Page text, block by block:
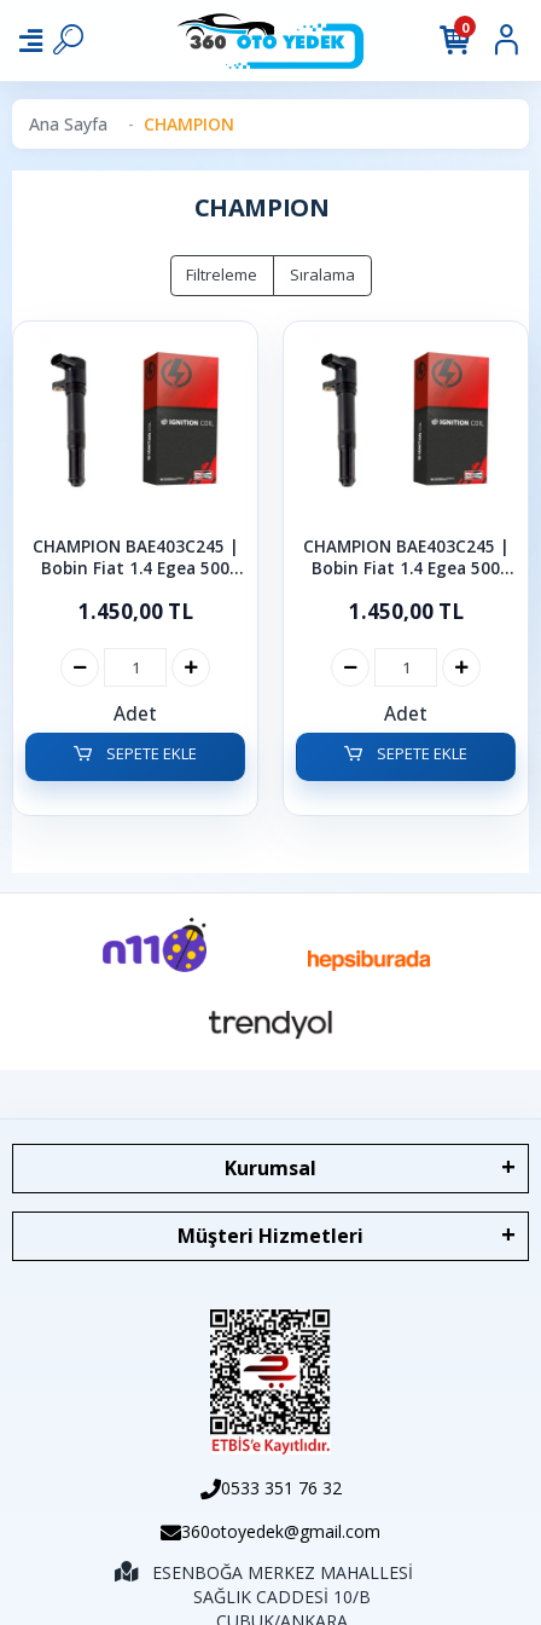
0
Ana Sayfa CHAMPION
CHAMPION
Filtreleme Sıralama
CHAMPION BAE403C245 |
Bobin Fiat 1.4 Egea 500
Romeo Mıto
1.450,00 TL
Adet
SEPETE EKLE
CHAMPION BAE403C245 |
Bobin Fiat 1.4 Egea 500
1.450,00 TL
Adet
SEPETE EKLE
Kurumsal
Müşteri Hizmetleri
0533 351 76 32
360otoyedek@gmail.com
ESENBOĞA MERKEZ MAHALLESİ
SAĞLIK CADDESİ 10/B